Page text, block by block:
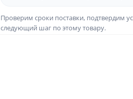
Проверим сроки поставки, подтвердим
следующий шаг по этому товару.